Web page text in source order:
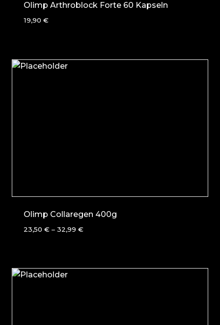
Olimp Arthroblock Forte 60 Kapseln
19,90 €
Olimp Collaregen 400g
23,50 € – 32,99 €